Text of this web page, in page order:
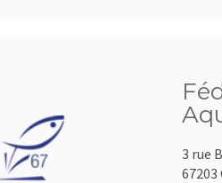
3 rue
67203